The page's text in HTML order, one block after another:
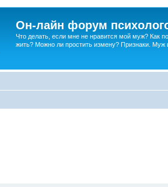
Он-лайн форум
Что делать, если мне не нравится мой муж? Как
жить? Можно ли простить измену? Признаки. Муж